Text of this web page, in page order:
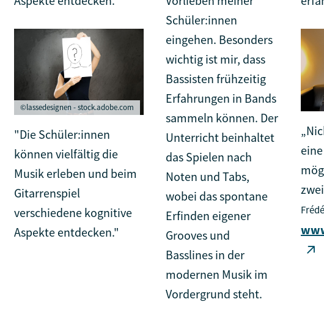
©lassedesignen - stock.adobe.com
"Die Schüler:innen
können vielfältig die
Musik erleben und beim
Gitarrenspiel
verschiedene kognitive
Aspekte entdecken."
Schüler:innen
eingehen. Besonders
wichtig ist mir, dass
Bassisten frühzeitig
Erfahrungen in Bands
sammeln können. Der
Unterricht beinhaltet
das Spielen nach
Noten und Tabs,
wobei das spontane
Erfinden eigener
Grooves und
Basslines in der
modernen Musik im
Vordergrund steht.